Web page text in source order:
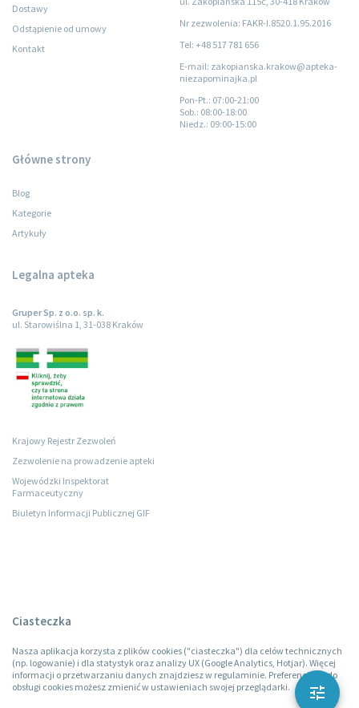
Dostawy
Odstąpienie od umowy
Kontakt
Nr zezwolenia: FAKR-I.8520.1.95.2016
Tel: +48 517 781 656
E-mail: zakopianska.krakow@apteka-
niezapominajka.pl
Pon-Pt.: 07:00-21:00
Sob.: 08:00-18:00
Niedz.: 09:00-15:00
Główne strony
Blog
Kategorie
Artykuły
Legalna apteka
Gruper Sp. z o.o. sp. k.
ul. Starowiślna 1, 31-038 Kraków
Krajowy Rejestr Zezwoleń
Zezwolenie na prowadzenie apteki
Wojewódzki Inspektorat
Farmaceutyczny
Biuletyn Informacji Publicznej GIF
Ciasteczka
Nasza aplikacja korzysta z plików cookies ("ciasteczka") dla celów technicznych
(np. logowanie) i dla statystyk oraz analizy UX (Google Analytics, Hotjar). Więcej
informacji o przetwarzaniu danych znajdziesz w regulaminie. Preferencje co do
obsługi cookies możesz zmienić w ustawieniach swojej przeglądarki.